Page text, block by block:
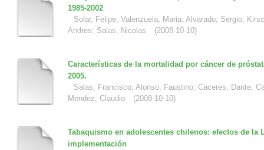
1985-2002
Solar, Felipe; Valenzuela, Maria; Alvarado, Sergio;
Andres; Salas, Nicolas (2008-10-10)
Características de la mortalidad por cáncer de
2005.
Salas, Francisco; Alonso, Faustino; Caceres, Dante;
Mendez, Claudio
(2008-10-10)
Tabaquismo en adolescentes chilenos: efectos de la
implementación